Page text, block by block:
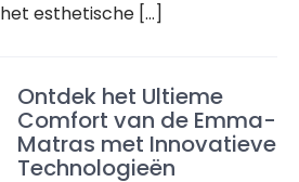
esthetische […]
Ontdek het Ultieme
Comfort van de Emma-
Matras met Innovatieve
Technologieën